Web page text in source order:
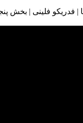
| فدریکو فلینی | بخش